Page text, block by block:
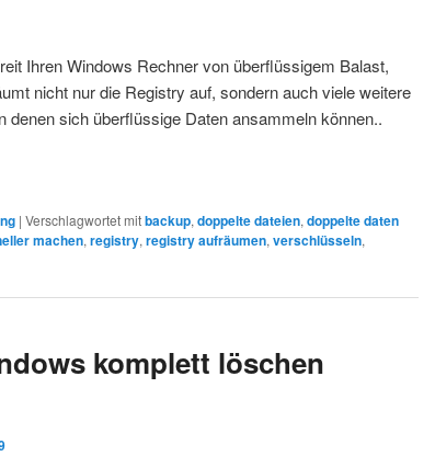
Ihren Windows Rechner von überflüssigem Balast,
nicht nur die Registry auf, sondern auch viele weitere
denen sich überflüssige Daten ansammeln können..
| Verschlagwortet mitbackup, doppelte dateien, doppelte daten
machen, registry, registry aufräumen, verschlüsseln,
komplett löschen